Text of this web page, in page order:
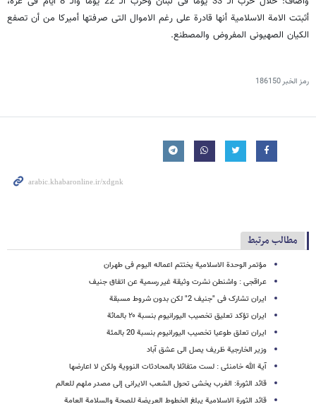
أثبتت الامة الاسلامیة أنها قادرة على رغم الاموال التی صرفتها أمیرکا من أن تصفع
الکیان الصهیونی المفروض والمصطنع.
رمز الخبر186150
مطالب مرتبط
مؤتمر الوحدة الاسلامیة یختتم اعماله الیوم فی طهران
عراقجی : واشنطن نشرت وثیقة غیر رسمیة عن اتفاق جنیف
ایران تشارک فی "جنیف 2" لکن بدون شروط مسبقة
ایران تؤکد تعلیق تخصیب الیورانیوم بنسبة ۲۰ بالمائة
ایران تعلق طوعیا تخصیب الیورانیوم بنسبة 20 بالمئة
وزیر الخارجیة ظریف یصل الى عشق آباد
آیة الله خامنئی : لست متفائلا بالمحادثات النوویة ولکن لا اعارضها
قائد الثورة: الغرب یخشى تحول الشعب الایرانی إلى مصدر ملهم للعالم
قائد الثورة الاسلامیة یبلغ الخطوط العریضة للصحة والسلامة العامة